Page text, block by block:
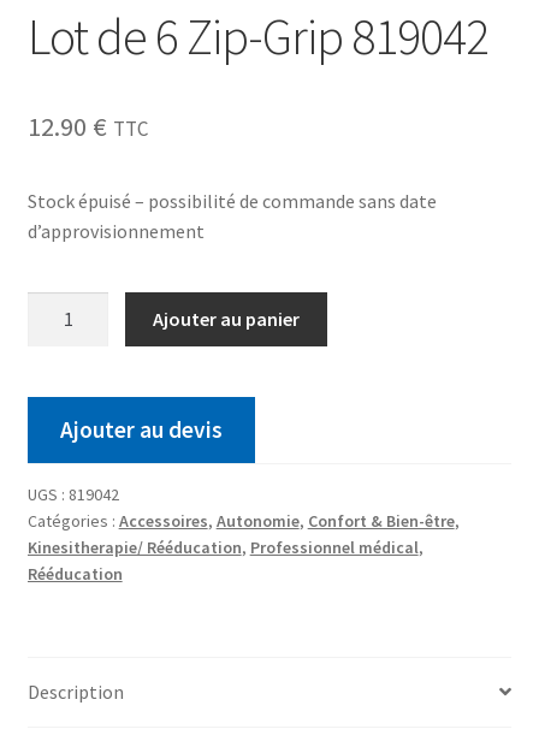
Lot de 6 Zip-Grip 819042
12.90 € TTC
Stock épuisé – possibilité de commande sans date
d’approvisionnement
Ajouter au panier
Ajouter au devis
UGS : 819042
Catégories : Accessoires, Autonomie, Confort & Bien-être,
Kinesitherapie/ Rééducation, Professionnel médical,
Rééducation
Description